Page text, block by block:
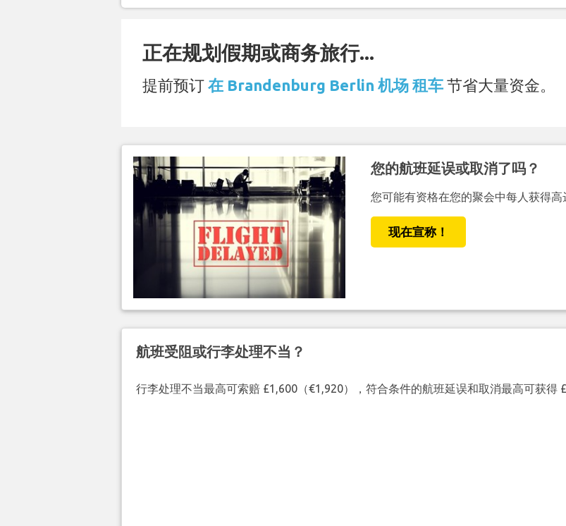
正在规划假期或商务旅行...
提前预订 在 Brandenburg Berlin 机场 租车 节省大量资金。
您的航班延误或取消了吗？
您可能有资格在您的聚会中每人获得高
现在宣称！
航班受阻或行李处理不当？
行李处理不当最高可索赔 £1,600（€1,920），符合条件的航班延误和取消最高可获得